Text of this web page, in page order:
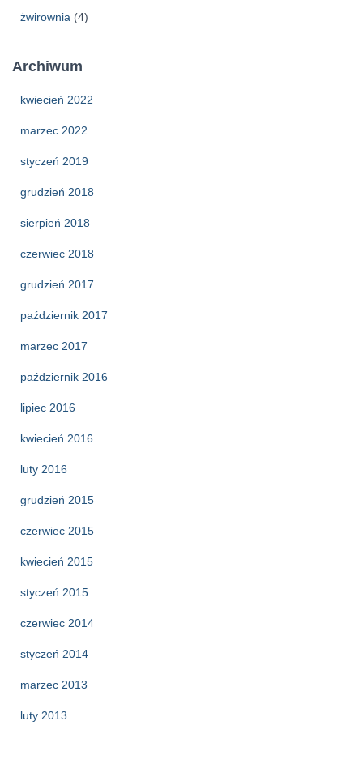
żwirownia (4)
Archiwum
kwiecień 2022
marzec 2022
styczeń 2019
grudzień 2018
sierpień 2018
czerwiec 2018
grudzień 2017
październik 2017
marzec 2017
październik 2016
lipiec 2016
kwiecień 2016
luty 2016
grudzień 2015
czerwiec 2015
kwiecień 2015
styczeń 2015
czerwiec 2014
styczeń 2014
marzec 2013
luty 2013